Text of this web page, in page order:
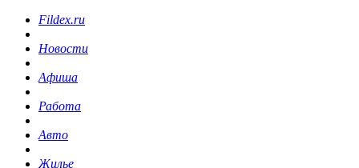
Fildex.ru
Новости
Афиша
Работа
Авто
Жилье